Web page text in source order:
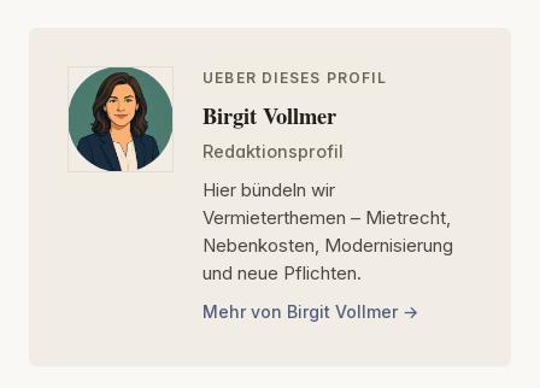
UEBER DIESES PROFIL
Birgit Vollmer
Redaktionsprofil
Hier bündeln wir
Vermieterthemen – Mietrecht,
Nebenkosten, Modernisierung
und neue Pflichten.
Mehr von Birgit Vollmer